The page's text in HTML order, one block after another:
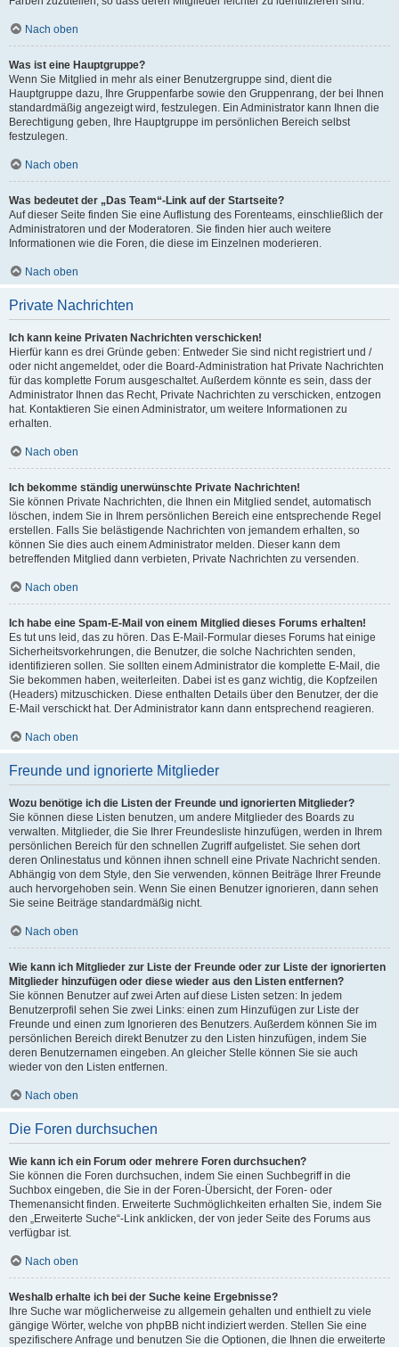
Nach oben
Was ist eine Hauptgruppe?
Wenn Sie Mitglied in mehr als einer Benutzergruppe sind, dient die
Hauptgruppe dazu, Ihre Gruppenfarbe sowie den Gruppenrang, der bei Ihnen
standardmäßig angezeigt wird, festzulegen. Ein Administrator kann Ihnen die
Berechtigung geben, Ihre Hauptgruppe im persönlichen Bereich selbst
festzulegen.
Nach oben
Was bedeutet der „Das Team“-Link auf der Startseite?
Auf dieser Seite finden Sie eine Auflistung des Forenteams, einschließlich der
Administratoren und der Moderatoren. Sie finden hier auch weitere
Informationen wie die Foren, die diese im Einzelnen moderieren.
Nach oben
Private Nachrichten
Ich kann keine Privaten Nachrichten verschicken!
Hierfür kann es drei Gründe geben: Entweder Sie sind nicht registriert und /
oder nicht angemeldet, oder die Board-Administration hat Private Nachrichten
für das komplette Forum ausgeschaltet. Außerdem könnte es sein, dass der
Administrator Ihnen das Recht, Private Nachrichten zu verschicken, entzogen
hat. Kontaktieren Sie einen Administrator, um weitere Informationen zu
erhalten.
Nach oben
Ich bekomme ständig unerwünschte Private Nachrichten!
Sie können Private Nachrichten, die Ihnen ein Mitglied sendet, automatisch
löschen, indem Sie in Ihrem persönlichen Bereich eine entsprechende Regel
erstellen. Falls Sie belästigende Nachrichten von jemandem erhalten, so
können Sie dies auch einem Administrator melden. Dieser kann dem
betreffenden Mitglied dann verbieten, Private Nachrichten zu versenden.
Nach oben
Ich habe eine Spam-E-Mail von einem Mitglied dieses Forums erhalten!
Es tut uns leid, das zu hören. Das E-Mail-Formular dieses Forums hat einige
Sicherheitsvorkehrungen, die Benutzer, die solche Nachrichten senden,
identifizieren sollen. Sie sollten einem Administrator die komplette E-Mail, die
Sie bekommen haben, weiterleiten. Dabei ist es ganz wichtig, die Kopfzeilen
(Headers) mitzuschicken. Diese enthalten Details über den Benutzer, der die
E-Mail verschickt hat. Der Administrator kann dann entsprechend reagieren.
Nach oben
Freunde und ignorierte Mitglieder
Wozu benötige ich die Listen der Freunde und ignorierten Mitglieder?
Sie können diese Listen benutzen, um andere Mitglieder des Boards zu
verwalten. Mitglieder, die Sie Ihrer Freundesliste hinzufügen, werden in Ihrem
persönlichen Bereich für den schnellen Zugriff aufgelistet. Sie sehen dort
deren Onlinestatus und können ihnen schnell eine Private Nachricht senden.
Abhängig von dem Style, den Sie verwenden, können Beiträge Ihrer Freunde
auch hervorgehoben sein. Wenn Sie einen Benutzer ignorieren, dann sehen
Sie seine Beiträge standardmäßig nicht.
Nach oben
Wie kann ich Mitglieder zur Liste der Freunde oder zur Liste der ignorierten
Mitglieder hinzufügen oder diese wieder aus den Listen entfernen?
Sie können Benutzer auf zwei Arten auf diese Listen setzen: In jedem
Benutzerprofil sehen Sie zwei Links: einen zum Hinzufügen zur Liste der
Freunde und einen zum Ignorieren des Benutzers. Außerdem können Sie im
persönlichen Bereich direkt Benutzer zu den Listen hinzufügen, indem Sie
deren Benutzernamen eingeben. An gleicher Stelle können Sie sie auch
wieder von den Listen entfernen.
Nach oben
Die Foren durchsuchen
Wie kann ich ein Forum oder mehrere Foren durchsuchen?
Sie können die Foren durchsuchen, indem Sie einen Suchbegriff in die
Suchbox eingeben, die Sie in der Foren-Übersicht, der Foren- oder
Themenansicht finden. Erweiterte Suchmöglichkeiten erhalten Sie, indem Sie
den „Erweiterte Suche“-Link anklicken, der von jeder Seite des Forums aus
verfügbar ist.
Nach oben
Weshalb erhalte ich bei der Suche keine Ergebnisse?
Ihre Suche war möglicherweise zu allgemein gehalten und enthielt zu viele
gängige Wörter, welche von phpBB nicht indiziert werden. Stellen Sie eine
spezifischere Anfrage und benutzen Sie die Optionen, die Ihnen die erweiterte